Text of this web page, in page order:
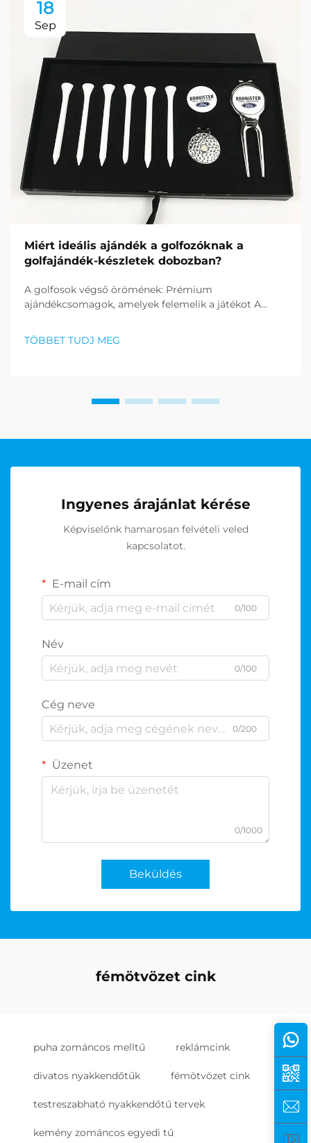
18
Sep
Miért ideális ajándék a golfozóknak a
golfajándék-készletek dobozban?
A golfosok végső örömének: Prémium
ajándékcsomagok, amelyek felemelik a játékot A
számára kihívást jelenthet, de a golf
ajándékcsomagok kiváló megoldásként emelkedtek
TÖBBET TUDJ MEG
Ingyenes árajánlat kérése
Képviselőnk hamarosan felvételi veled
kapcsolatot.
E-mail cím
0/100
Név
0/100
Cég neve
0/200
Üzenet
0/1000
Beküldés
fémötvözet cink
puha zománcos melltű reklámcink
divatos nyakkendőtűk fémötvözet cink
testreszabható nyakkendőtű tervek
kemény zománcos egyedi tű